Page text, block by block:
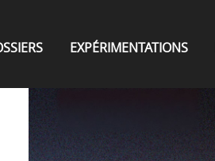
EXPÉRIMENTATIONS